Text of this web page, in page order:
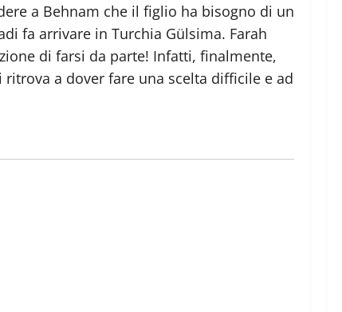
a Behnam che il figlio ha bisogno di un
fa arrivare in Turchia Gülsima. Farah
di farsi da parte! Infatti, finalmente,
ritrova a dover fare una scelta difficile e ad